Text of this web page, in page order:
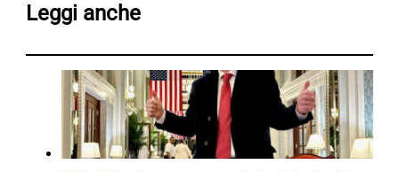
Leggi anche